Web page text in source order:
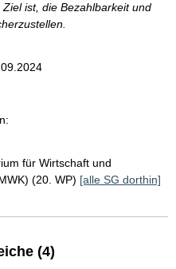
ist, die Bezahlbarkeit und
für Wirtschaft und
(20. WP) [alle SG dorthin]
(4)